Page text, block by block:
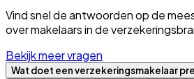
Vind snel de antwoorden op de
over makelaars in de
Bekijk meer vragen
Wat doet een verzekeringsmakelaar